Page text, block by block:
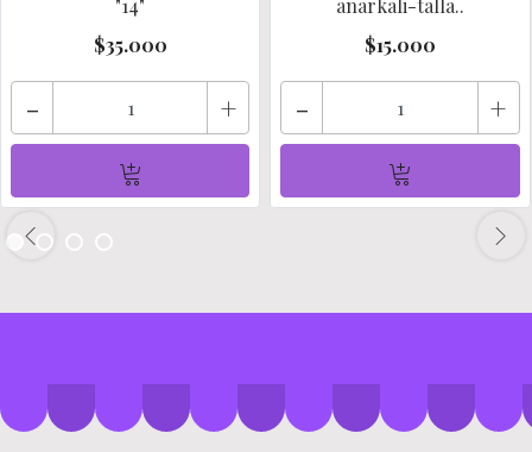
"14"
$35.000
- +
anarkali-talla..
$15.000
- +